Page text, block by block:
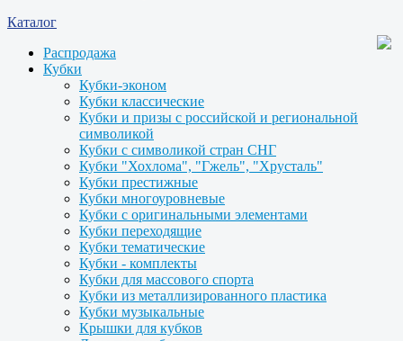
Каталог
Распродажа
Кубки
Кубки-эконом
Кубки классические
Кубки и призы с российской и региональной
символикой
Кубки с символикой стран СНГ
Кубки "Хохлома", "Гжель", "Хрусталь"
Кубки престижные
Кубки многоуровневые
Кубки с оригинальными элементами
Кубки переходящие
Кубки тематические
Кубки - комплекты
Кубки для массового спорта
Кубки из металлизированного пластика
Кубки музыкальные
Крышки для кубков